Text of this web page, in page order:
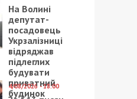
На Волині
депутат-
посадовець
Укрзалізниці
відряджав
підлеглих
будувати
приватний
будинок
4/08/2026 - 18:00